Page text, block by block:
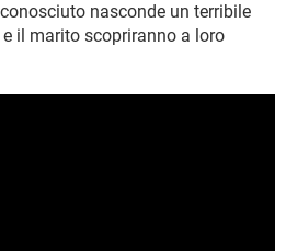
nasconde un terribile
il marito scopriranno a loro